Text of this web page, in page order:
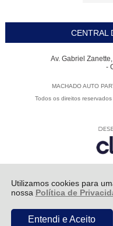
Utilizamos cookies para
nossa Política de
Entendi e Aceito
CENTRAL
Av. Gabriel
-
MACHADO AUTO
Todos os direitos reservados
R$ 679,09